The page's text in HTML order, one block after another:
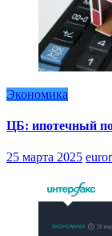
Экономика
ЦБ: ипотечный
25 марта 2025